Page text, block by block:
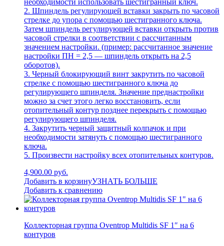
2. Шпиндель регулирующей вставки закрыть по часовой
стрелке до упора с помощью шестигранного ключа.
Затем шпиндель регулирующей вставки открыть против
часовой стрелки в соответствии с рассчитанным
значением настройки. (пример: рассчитанное значение
настройки ПН = 2,5 — шпиндель открыть на 2,5
оборотов).
3. Черный блокирующий винт закрутить по часовой
стрелке с помощью шестигранного ключа до
регулирующего шпинделя. Значение преднастройки
можно за счет этого легко восстановить, если
отопительный контур позднее перекрыть с помощью
регулирующего шпинделя.
4. Закрутить черный защитный колпачок и при
необходимости затянуть с помощью шестигранного
ключа.
5. Произвести настройку всех отопительных контуров.
4,900.00 руб.
Добавить в корзинуУЗНАТЬ БОЛЬШЕ
Добавить к сравнению
Коллекторная группа Oventrop Multidis SF 1″ на 6
контуров